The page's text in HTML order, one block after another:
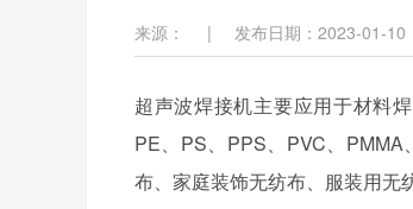
来源： | 发布日期：2023-01-10
超声波焊接机主要应用于材料
PE、PS、PPS、PVC、
布、家庭装饰无纺布、服装用无